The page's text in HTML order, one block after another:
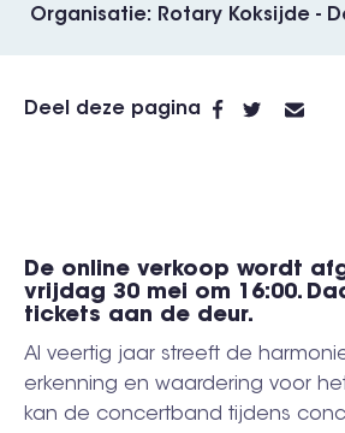
Organisatie
Rotary Koksijde -
Deel deze pagina
De online verkoop wordt
vrijdag 30 mei om 16:00.
tickets aan de deur.
Al veertig jaar streeft de
erkenning en waardering voor
kan de concertband tijdens